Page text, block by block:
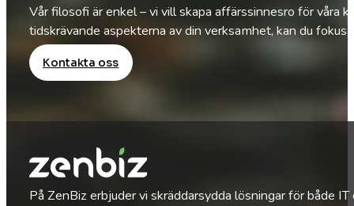
Vår filosofi är enkel – vi vill skapa affärssinnesro för våra
tidskrävande aspekterna av din verksamhet, kan du
Kontakta oss
På ZenBiz erbjuder vi skräddarsydda lösningar för både